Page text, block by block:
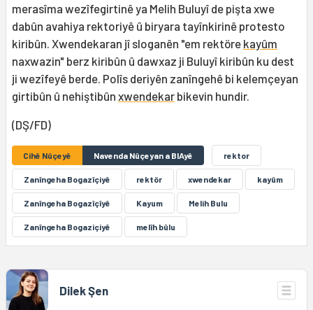
merasîma wezîfegirtinê ya Melih Buluyî de pişta xwe
dabûn avahiya rektoriyê û biryara tayînkirinê protesto
kiribûn. Xwendekaran jî sloganên "em rektöre kayûm
naxwazin" berz kiribûn û dawxaz ji Buluyî kiribûn ku dest
ji wezîfeyê berde. Polîs deriyên zanîngehê bi kelemçeyan
girtibûn û nehiştibûn xwendekar bikevin hundir.
(DŞ/FD)
Cihê Nûçeyê Navenda Nûçeyan a BIAyê rektor
Zanîngeha Bogazîçiyê rektör xwendekar kayûm
Zanîngeha Bogazîçîyê Kayum Melih Bulu
Zanîngeha Bogaziçiyê melîh bûlu
Dilek Şen